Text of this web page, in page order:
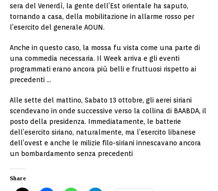
sera del Venerdì, la gente dell’Est orientale ha saputo,
tornando a casa, della mobilitazione in allarme rosso per
l’esercito del generale AOUN.
Anche in questo caso, la mossa fu vista come una parte di
una commedia necessaria. Il Week arriva e gli eventi
programmati erano ancora più belli e fruttuosi rispetto ai
precedenti …
Alle sette del mattino, Sabato 13 ottobre, gli aerei siriani
scendevano in onde successive verso la collina di BAABDA, il
posto della presidenza. Immediatamente, le batterie
dell’esercito siriano, naturalmente, ma l’esercito libanese
dell’ovest e anche le milizie filo-siriani innescavano ancora
un bombardamento senza precedenti
Share